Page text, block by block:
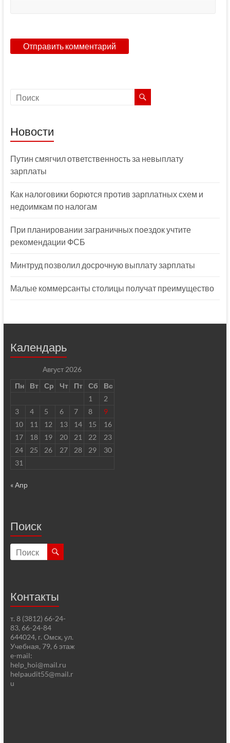
Новости
Путин смягчил ответственность за невыплату
зарплаты
Как налоговики борются против зарплатных схем и
недоимкам по налогам
При планировании заграничных поездок учтите
рекомендации ФСБ
Минтруд позволил досрочную выплату зарплаты
Малые коммерсанты столицы получат преимущество
Календарь
Август 2026
Пн
Вт Ср Чт Пт Сб
Вс
1
2
3
4 5 6 7 8
9
10
11 12 13 14 15
16
17
18 19 20 21 22
23
24
25 26 27 28 29
30
31
« Апр
Поиск
Контакты
т. 8 (3812) 66-24-
83, 66-24-84
644024, г. Омск, ул.
Учебная, 79, 6 этаж
e-mail:
help_hoi@mail.ru
helpaudit55@mail.r
u